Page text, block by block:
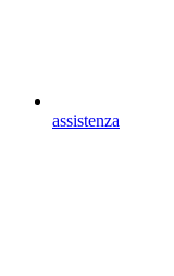
assistenza